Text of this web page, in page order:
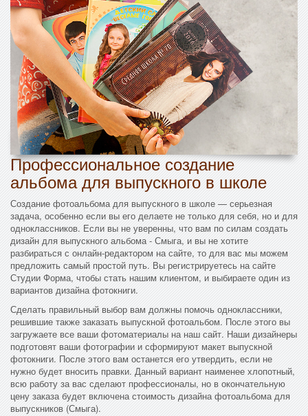
Профессиональное создание
альбома для выпускного в школе
Создание фотоальбома для выпускного в школе — серьезная
задача, особенно если вы его делаете не только для себя, но и для
одноклассников. Если вы не уверенны, что вам по силам создать
дизайн для выпускного альбома - Смыга, и вы не хотите
разбираться с онлайн-редактором на сайте, то для вас мы можем
предложить самый простой путь. Вы регистрируетесь на сайте
Студии Форма, чтобы стать нашим клиентом, и выбираете один из
вариантов дизайна фотокниги.
Сделать правильный выбор вам должны помочь одноклассники,
решившие также заказать выпускной фотоальбом. После этого вы
загружаете все ваши фотоматериалы на наш сайт. Наши дизайнеры
подготовят ваши фотографии и сформируют макет выпускной
фотокниги. После этого вам останется его утвердить, если не
нужно будет вносить правки. Данный вариант наименее хлопотный,
всю работу за вас сделают профессионалы, но в окончательную
цену заказа будет включена стоимость дизайна фотоальбома для
выпускников (Смыга).